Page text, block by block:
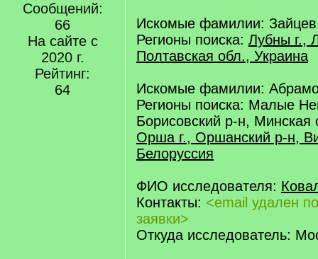
Сообщений:
66
На сайте с
2020 г.
Рейтинг:
64
Искомые фамилии: Зайцев
Регионы поиска: Лубны г.,
Полтавская обл., Украина
Искомые фамилии:
Регионы поиска: Малые
Борисовский р-н, Минская
Орша г., Оршанский р-н,
Белоруссия
ФИО исследователя:
Контакты: <email удален
заявки>
Откуда исследователь: